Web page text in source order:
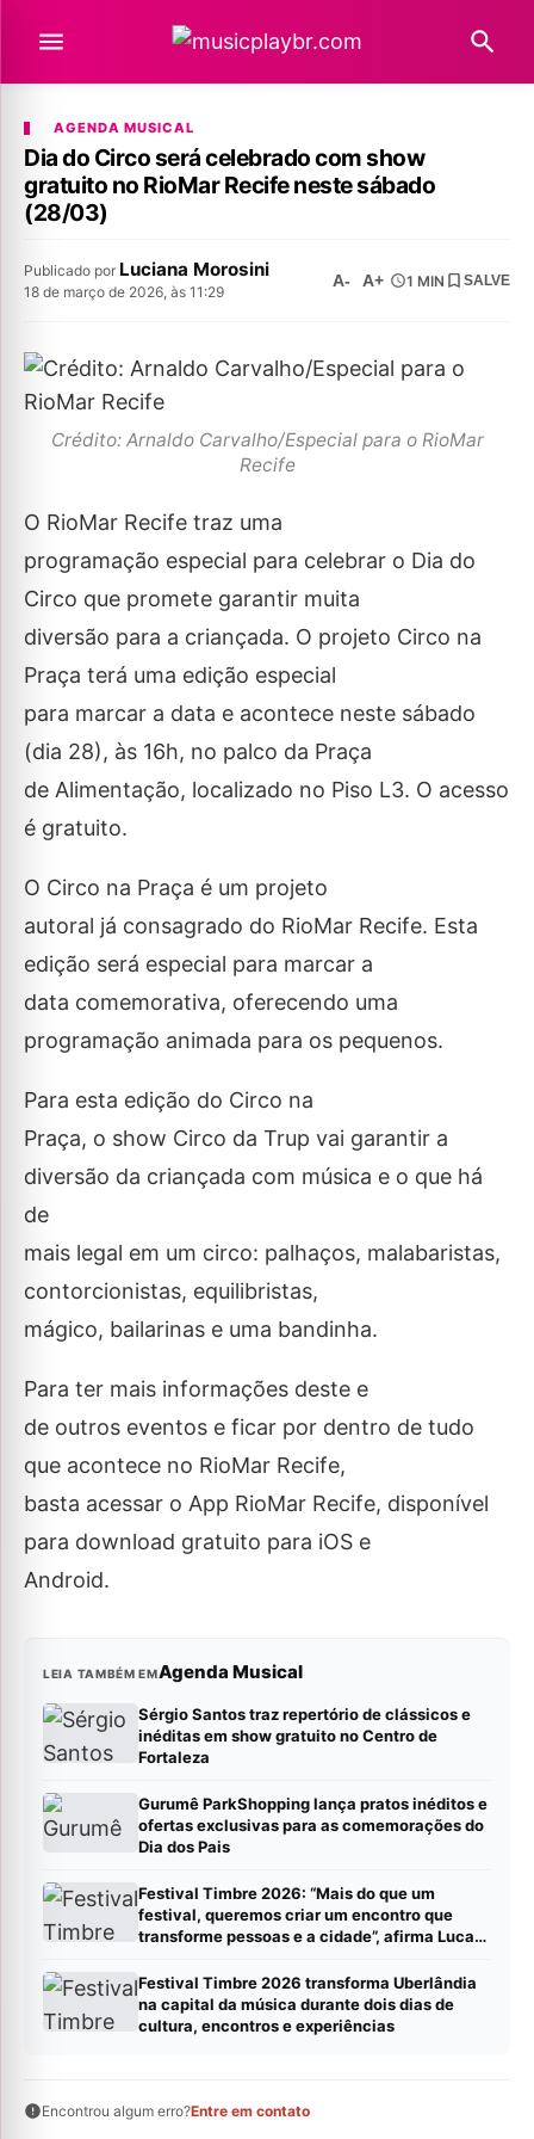
AGENDA MUSICAL
Dia do Circo será celebrado com show
gratuito no RioMar Recife neste sábado
(28/03)
Publicado por Luciana Morosini
18 de março de 2026, às 11:29
A- A+ 1 MIN SALVE
Crédito: Arnaldo Carvalho/Especial para o RioMar
Recife
O RioMar Recife traz uma
programação especial para celebrar o Dia do
Circo que promete garantir muita
diversão para a criançada. O projeto Circo na
Praça terá uma edição especial
para marcar a data e acontece neste sábado
(dia 28), às 16h, no palco da Praça
de Alimentação, localizado no Piso L3. O acesso
é gratuito.
O Circo na Praça é um projeto
autoral já consagrado do RioMar Recife. Esta
edição será especial para marcar a
data comemorativa, oferecendo uma
programação animada para os pequenos.
Para esta edição do Circo na
Praça, o show Circo da Trup vai garantir a
diversão da criançada com música e o que há
de
mais legal em um circo: palhaços, malabaristas,
contorcionistas, equilibristas,
mágico, bailarinas e uma bandinha.
Para ter mais informações deste e
de outros eventos e ficar por dentro de tudo
que acontece no RioMar Recife,
basta acessar o App RioMar Recife, disponível
para download gratuito para iOS e
Android.
LEIA TAMBÉM EMAgenda Musical
Sérgio Santos traz repertório de clássicos e
inéditas em show gratuito no Centro de
Fortaleza
Gurumê ParkShopping lança pratos inéditos e
ofertas exclusivas para as comemorações do
Dia dos Pais
Festival Timbre 2026: “Mais do que um
festival, queremos criar um encontro que
transforme pessoas e a cidade”, afirma Lucas
Festival Timbre 2026 transforma Uberlândia
na capital da música durante dois dias de
cultura, encontros e experiências
Encontrou algum erro?Entre em contato